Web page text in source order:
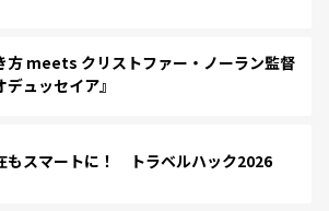
方 meets クリストファー・ノーラン監督
ュッセイア』
もスマートに！ トラベルハック2026